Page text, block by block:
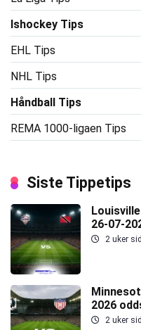
Ishockey Tips
EHL Tips
NHL Tips
Håndball Tips
REMA 1000-ligaen Tips
Siste Tippetips
26-07-
2 uker
2026
2 uker